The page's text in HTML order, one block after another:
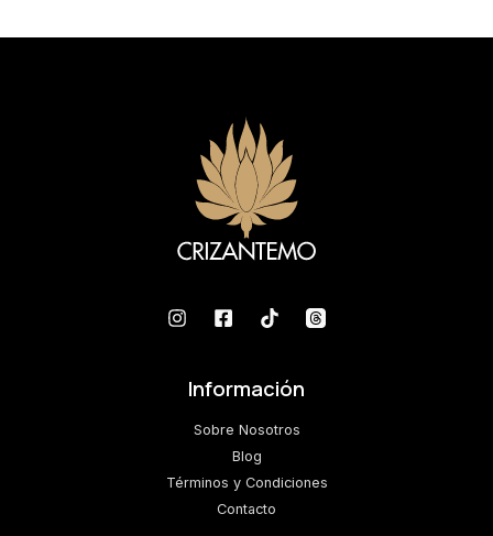
Información
Sobre Nosotros
Blog
Términos y Condiciones
Contacto